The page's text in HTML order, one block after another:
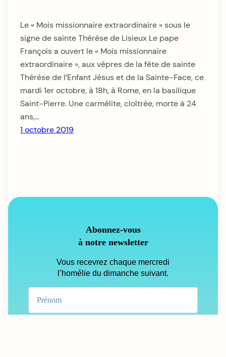
Le « Mois missionnaire extraordinaire » sous le
signe de sainte Thérèse de Lisieux Le pape
François a ouvert le « Mois missionnaire
extraordinaire », aux vêpres de la fête de sainte
Thérèse de l’Enfant Jésus et de la Sainte-Face, ce
mardi 1er octobre, à 18h, à Rome, en la basilique
Saint-Pierre. Une carmélite, cloîtrée, morte à 24
ans,…
1 octobre 2019
Abonnez-vous
à notre newsletter
Vous recevrez chaque mercredi
l’homélie du dimanche suivant.